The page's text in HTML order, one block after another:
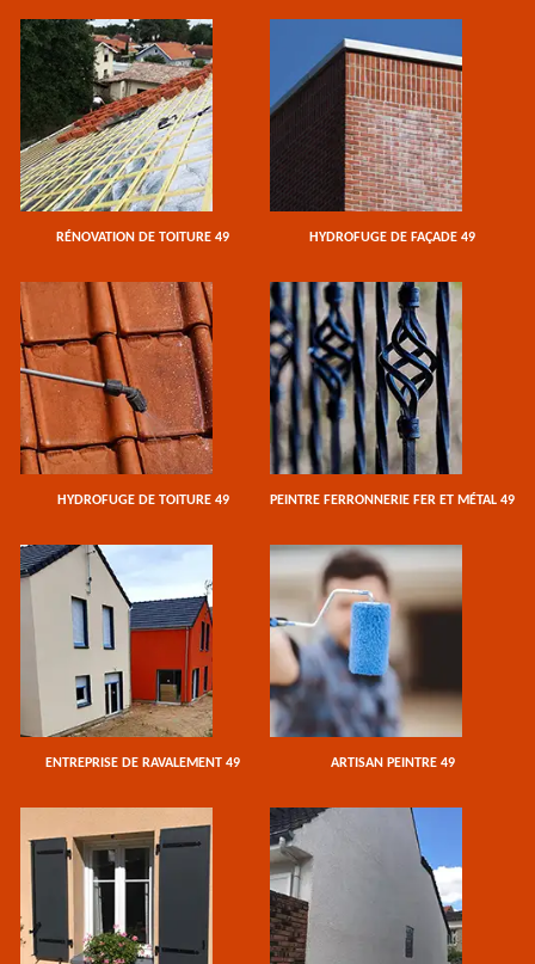
RÉNOVATION DE TOITURE 49 HYDROFUGE DE FAÇADE 49
HYDROFUGE DE TOITURE 49 PEINTRE FERRONNERIE FER ET MÉTAL 49
ENTREPRISE DE RAVALEMENT 49 ARTISAN PEINTRE 49